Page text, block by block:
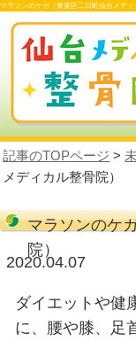
マラソンのケガ（青葉区二
記事のTOPペ
メディカル整骨
マラソ